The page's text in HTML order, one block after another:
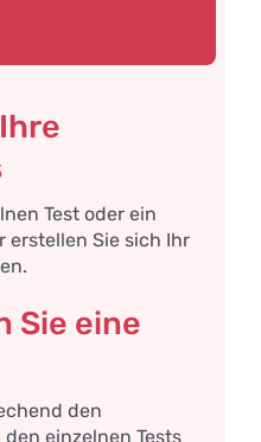
Test oder ein
erstellen Sie sich Ihr
Sie eine
den
einzelnen Tests